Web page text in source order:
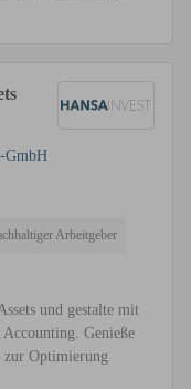
GmbH
Arbeitgeber
und gestalte mit
Genieße
zur Optimierung